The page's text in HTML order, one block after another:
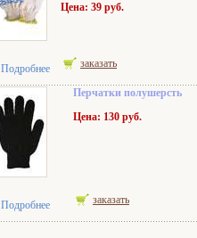
Цена: 39 руб.
Подробнее заказать
Перчатки полушерсть
Цена: 130 руб.
Подробнее заказать